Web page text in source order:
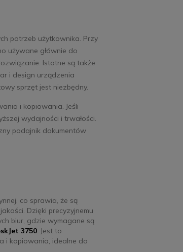
potrzeb użytkownika. Przy
używane głównie do
Istotne są także
i design urządzenia
sprzęt jest niezbędny.
i kopiowania. Jeśli
wydajności i trwałości.
podajnik dokumentów
co sprawia, że są
Dzięki precyzyjnemu
biur, gdzie wymagane są
3750. Jest to
i kopiowania, idealne do